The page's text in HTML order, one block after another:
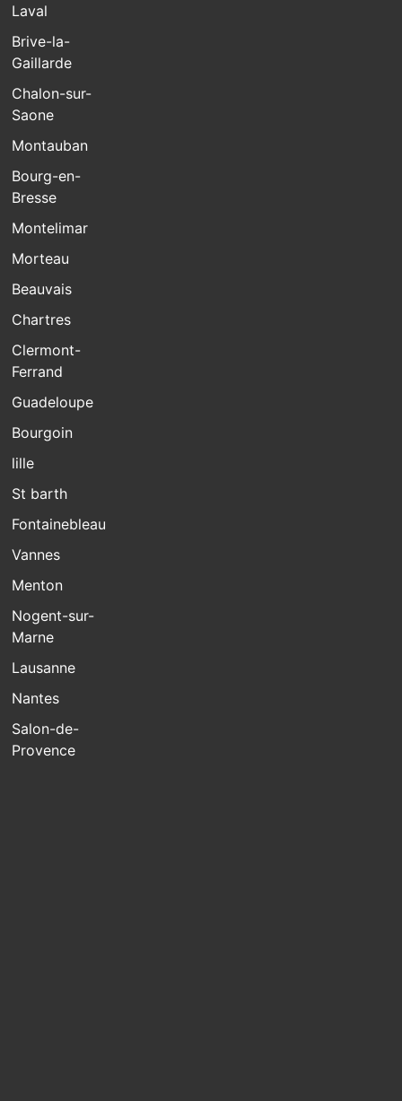
Laval
Brive-la-
Gaillarde
Chalon-sur-
Saone
Montauban
Bourg-en-
Bresse
Montelimar
Morteau
Beauvais
Chartres
Clermont-
Ferrand
Guadeloupe
Bourgoin
lille
St barth
Fontainebleau
Vannes
Menton
Nogent-sur-
Marne
Lausanne
Nantes
Salon-de-
Provence